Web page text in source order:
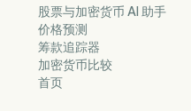
股票与加密货币 AI 助手
价格预测
筹款追踪器
加密货币比较
首页